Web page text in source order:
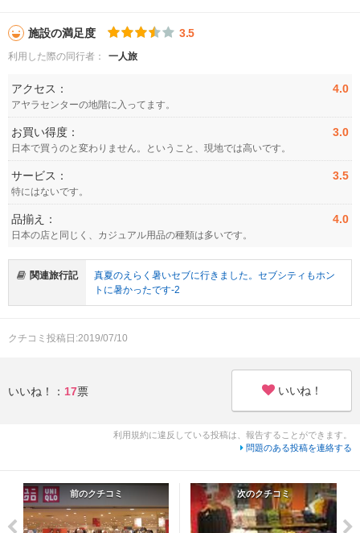
施設の満足度 3.5
利用した際の同行者： 一人旅
アクセス： 4.0
アヤラセンターの地階に入ってます。
お買い得度： 3.0
日本で買うのと変わりません。ということ、現地では高いです。
サービス： 3.5
特にはないです。
品揃え： 4.0
日本の店と同じく、カジュアル用品の種類は多いです。
関連旅行記
真夏のえらく暑いセブに行きました。セブシティもホン
トに暑かったです-2
クチコミ投稿日:2019/07/10
いいね！： 17票 いいね！
利用規約に違反している投稿は、報告することができます。
問題のある投稿を連絡する
前のクチコミ 次のクチコミ